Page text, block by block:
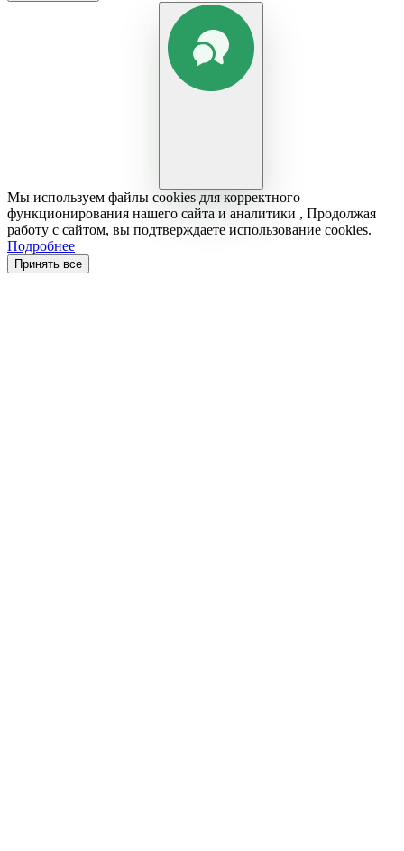
Мы используем файлы cookies для корректного
функционирования нашего сайта и аналитики , Продолжая
работу с сайтом, вы подтверждаете использование cookies.
Подробнее
Принять все